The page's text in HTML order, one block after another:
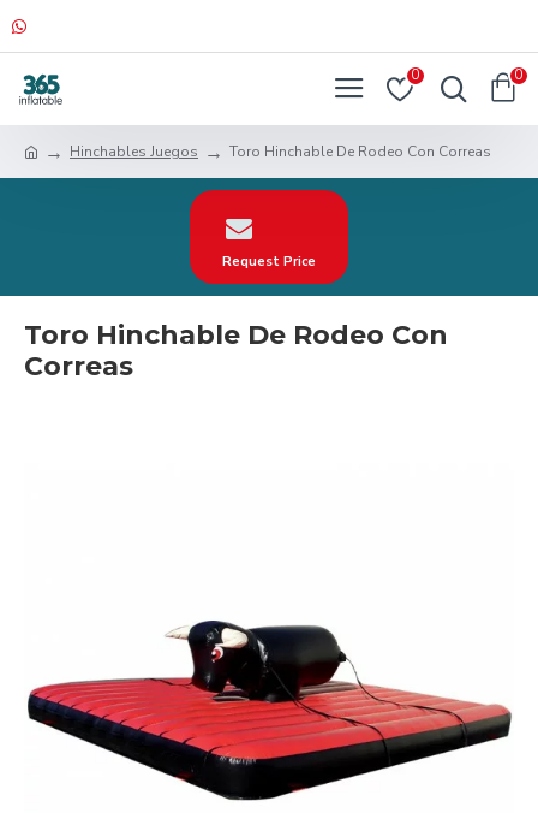
0 0
Hinchables Juegos Toro Hinchable De Rodeo Con Correas
Request Price
Toro Hinchable De Rodeo Con
Correas